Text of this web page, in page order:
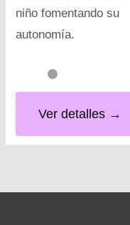
niño fomentando su
autonomía.
Ver detalles →